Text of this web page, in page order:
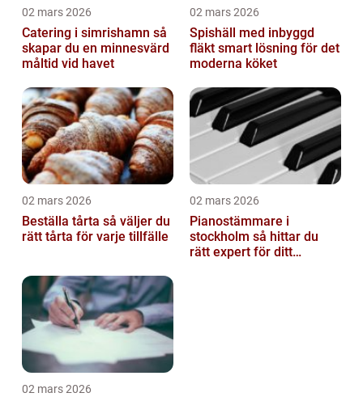
02 mars 2026
Catering i simrishamn så
skapar du en minnesvärd
måltid vid havet
02 mars 2026
Spishäll med inbyggd
fläkt smart lösning för det
moderna köket
02 mars 2026
Beställa tårta så väljer du
rätt tårta för varje tillfälle
02 mars 2026
Pianostämmare i
stockholm så hittar du
rätt expert för ditt
02 mars 2026